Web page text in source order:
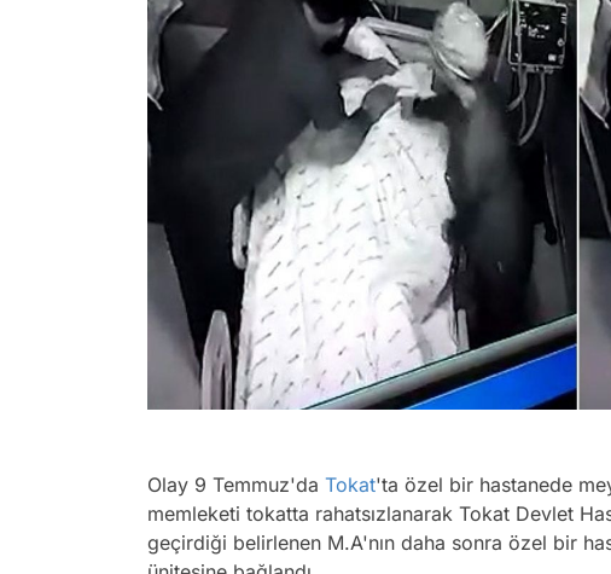
Olay 9 Temmuz'da Tokat'ta özel bir hastanede
memleketi tokatta rahatsızlanarak Tokat Devlet
geçirdiği belirlenen M.A'nın daha sonra özel bir